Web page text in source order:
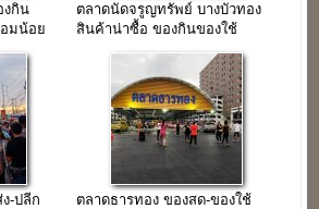
งกิน
มน้อย
ตลาดนัดจรูญทรัพย์ บางบัวทอง
สินค้าน่าซื้อ ของกินของใช้
-ปลีก
ตลาดธารทอง ของสด-ของใช้